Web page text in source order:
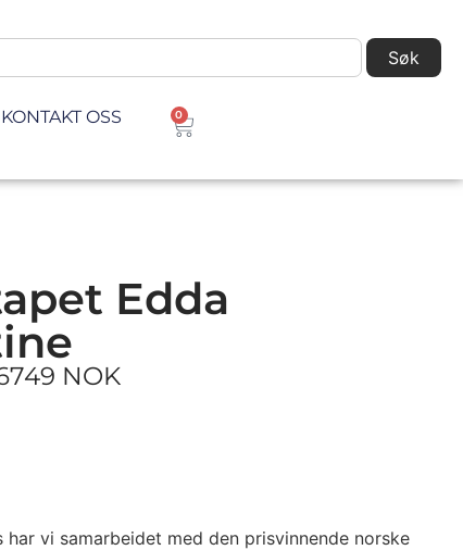
Søk
KONTAKT OSS 0
Edda
NOK
har vi samarbeidet med den prisvinnende norske